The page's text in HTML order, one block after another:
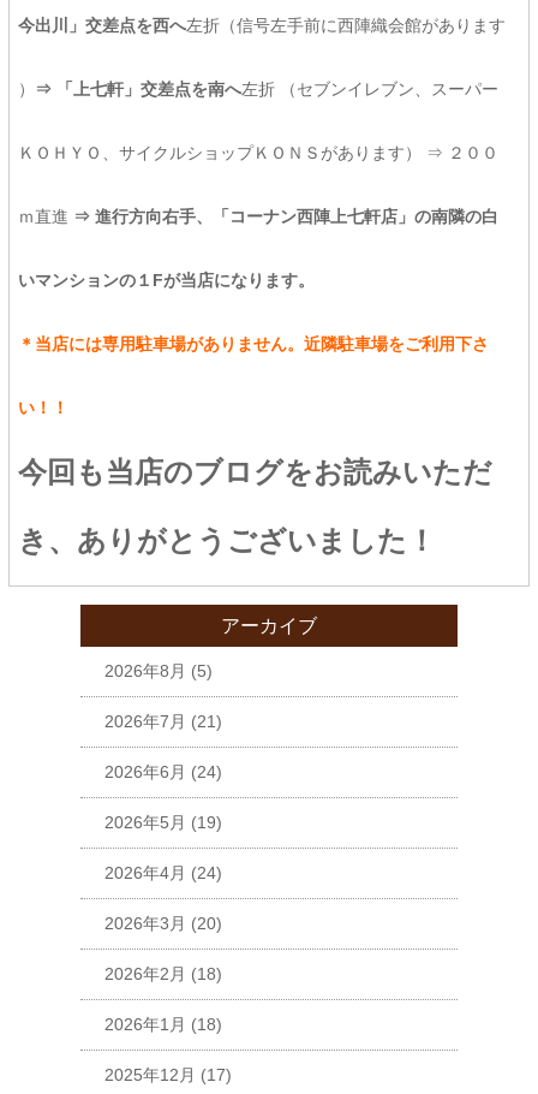
今出川」交差点を西へ左折（信号左手前に西陣織会館があります
） ⇒ 「上七軒」交差点を南へ左折 （セブンイレブン、スーパー
ＫＯＨＹＯ、サイクルショップＫＯＮＳがあります） ⇒ ２００
ｍ直進 ⇒ 進行方向右手、「コーナン西陣上七軒店」の南隣の白
いマンションの１Fが当店になります。
＊当店には専用駐車場がありません。近隣駐車場をご利用下さ
い！！
今回も当店のブログをお読みいただ
き、ありがとうございました！
アーカイブ
2026年8月 (5)
2026年7月 (21)
2026年6月 (24)
2026年5月 (19)
2026年4月 (24)
2026年3月 (20)
2026年2月 (18)
2026年1月 (18)
2025年12月 (17)